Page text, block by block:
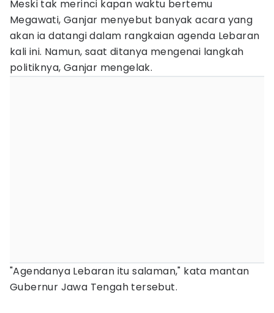
Meski tak merinci kapan waktu bertemu
Megawati, Ganjar menyebut banyak acara yang
akan ia datangi dalam rangkaian agenda Lebaran
kali ini. Namun, saat ditanya mengenai langkah
politiknya, Ganjar mengelak.
"Agendanya Lebaran itu salaman," kata mantan
Gubernur Jawa Tengah tersebut.